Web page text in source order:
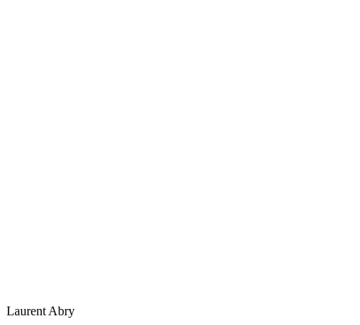
Laurent Abry